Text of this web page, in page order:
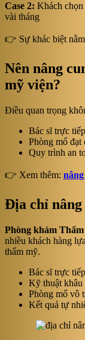
Case 2: Khách
vài tháng
👉 Sự khác biệt
Nên nâng
mỹ viện?
Điều quan trọng
Bác sĩ trực
Phòng mổ đạt
Quy trình an
👉 Xem thêm:
Địa chỉ
Phòng khám
nhiều khách hàng
thẩm mỹ.
Bác sĩ trực
Kỹ thuật khâu
Phòng mổ vô
Kết quả tự